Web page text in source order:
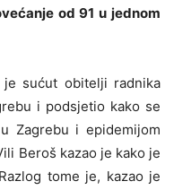
od 91 u jednom
je sućut obitelji radnika
i podsjetio kako se
Zagrebu i epidemijom
Beroš kazao je kako je
tome je, kazao je